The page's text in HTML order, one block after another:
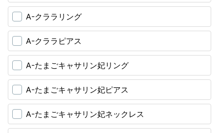
A-クララリング
A-クララピアス
A-たまごキャサリン妃リング
A-たまごキャサリン妃ピアス
A-たまごキャサリン妃ネックレス